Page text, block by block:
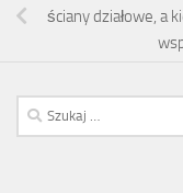
ściany działowe, a
Szukaj: